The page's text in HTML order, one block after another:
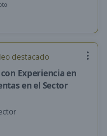
destacado
Experiencia en
en el Sector